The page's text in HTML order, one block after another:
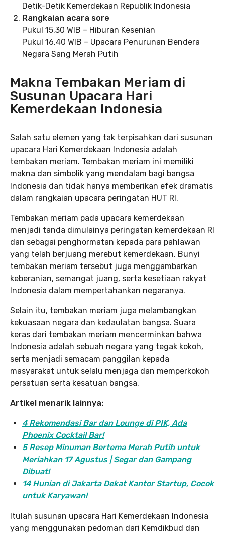
Detik-Detik Kemerdekaan Republik Indonesia
Rangkaian acara sore
Pukul 15.30 WIB – Hiburan Kesenian
Pukul 16.40 WIB – Upacara Penurunan Bendera
Negara Sang Merah Putih
Makna Tembakan Meriam di
Susunan Upacara Hari
Kemerdekaan Indonesia
Salah satu elemen yang tak terpisahkan dari susunan
upacara Hari Kemerdekaan Indonesia adalah
tembakan meriam. Tembakan meriam ini memiliki
makna dan simbolik yang mendalam bagi bangsa
Indonesia dan tidak hanya memberikan efek dramatis
dalam rangkaian upacara peringatan HUT RI.
Tembakan meriam pada upacara kemerdekaan
menjadi tanda dimulainya peringatan kemerdekaan RI
dan sebagai penghormatan kepada para pahlawan
yang telah berjuang merebut kemerdekaan. Bunyi
tembakan meriam tersebut juga menggambarkan
keberanian, semangat juang, serta kesetiaan rakyat
Indonesia dalam mempertahankan negaranya.
Selain itu, tembakan meriam juga melambangkan
kekuasaan negara dan kedaulatan bangsa. Suara
keras dari tembakan meriam mencerminkan bahwa
Indonesia adalah sebuah negara yang tegak kokoh,
serta menjadi semacam panggilan kepada
masyarakat untuk selalu menjaga dan memperkokoh
persatuan serta kesatuan bangsa.
Artikel menarik lainnya:
4 Rekomendasi Bar dan Lounge di PIK, Ada
Phoenix Cocktail Bar!
5 Resep Minuman Bertema Merah Putih untuk
Meriahkan 17 Agustus | Segar dan Gampang
Dibuat!
14 Hunian di Jakarta Dekat Kantor Startup, Cocok
untuk Karyawan!
Itulah susunan upacara Hari Kemerdekaan Indonesia
yang menggunakan pedoman dari Kemdikbud dan